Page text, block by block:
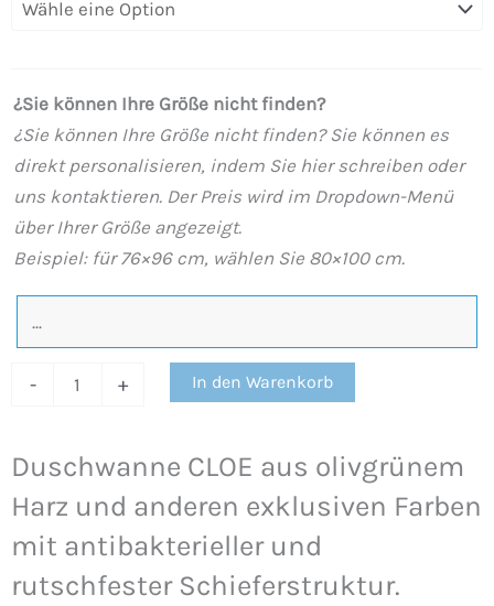
Duschwanne CLOE aus olivgrünem
Harz und anderen exklusiven Farben
mit antibakterieller und
rutschfester Schieferstruktur.
¿Sie können Ihre Größe nicht finden?
¿Sie können Ihre Größe nicht finden? Sie können es
direkt personalisieren, indem Sie hier schreiben oder
uns kontaktieren. Der Preis wird im Dropdown-Menü
über Ihrer Größe angezeigt.
Beispiel: für 76×96 cm, wählen Sie 80×100 cm.
-
aus
und
anderen
exklusiven
Farben
mit
antibakterieller
und
rutschfester
Thermolackiertes
+ In den Warenkorb